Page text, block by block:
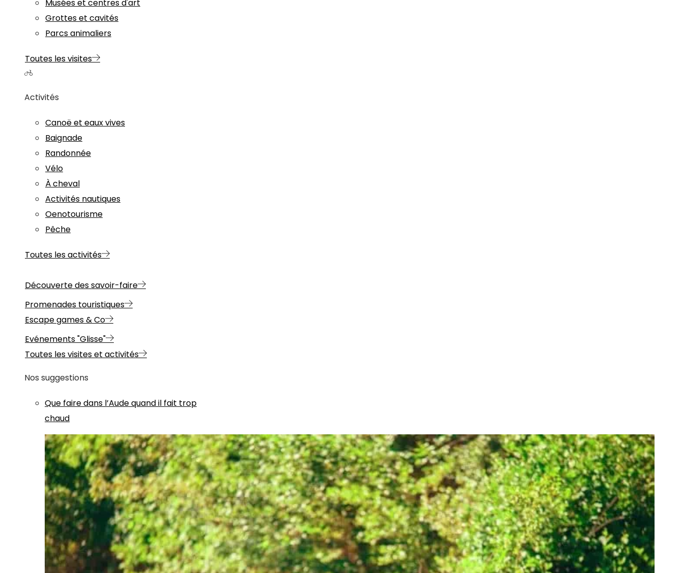
Musées et centres d'art
Grottes et cavités
Parcs animaliers
Toutes les visites
Activités
Canoë et eaux vives
Baignade
Randonnée
Vélo
À cheval
Activités nautiques
Oenotourisme
Pêche
Toutes les activités
Découverte des savoir-faire
Promenades touristiques
Escape games & Co
Evénements "Glisse"
Toutes les visites et activités
Nos suggestions
Que faire dans l’Aude quand il fait trop
chaud